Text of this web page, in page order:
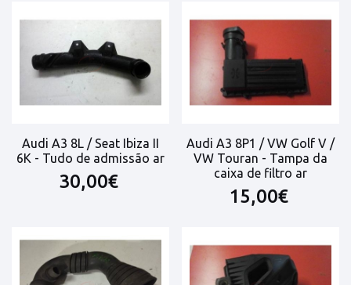
Audi A3 8L / Seat Ibiza II
6K - Tudo de admissão ar
30,00€
Audi A3 8P1 / VW Golf V /
VW Touran - Tampa da
caixa de filtro ar
15,00€